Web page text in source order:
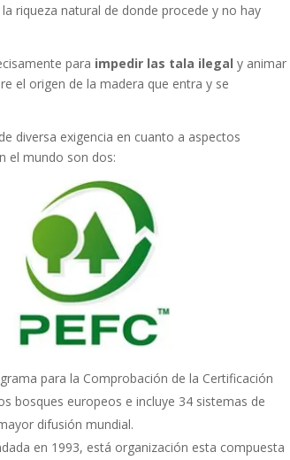
riqueza natural de donde procede y no hay
para impedir las tala ilegal y animar
el origen de la madera que entra y se
diversa exigencia en cuanto a aspectos
el mundo son dos:
para la Comprobación de la Certificación
bosques europeos e incluye 34 sistemas de
difusión mundial.
en 1993, está organización esta compuesta